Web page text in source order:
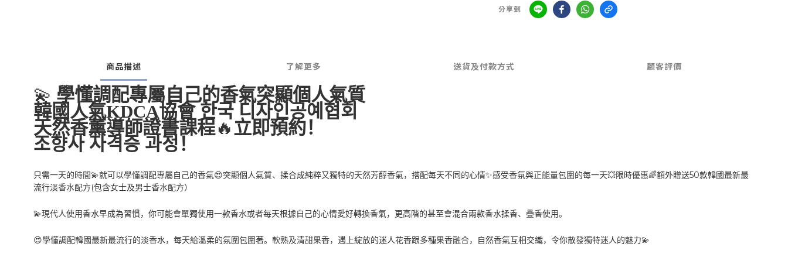
分享到
商品描述 了解更多 送貨及付款方式 顧客評價
💫 學懂調配專屬自己的香氣突顯個人氣質
韓國人氣KDCA協會 한국 디자인공예협회
天然香薰導師證書課程🔥立即預約！
조향사 자격증 과정 ！
只需一天的時間💫就可以學懂調配專屬自己的香氣😍突顯個人氣質、揉合成純粹又獨特的天然芳醇香氣，搭配每天不同的心情✨感受香氛與正能量包圍的每一天💥 限時優惠🌈額外贈送50款韓國最新最
流行淡香水配方 (包含女士及男士香水配方）
💫現代人使用香水早成為習慣，你可能會單獨使用一款香水或者每天根據自己的心情愛好轉換香氣，更高階的甚至會混合兩款香水揉香、疊香使用。
😍學懂調配韓國最新最流行的淡香水，每天給溫柔的氛圍包圍著。軟熟及清甜果香，遇上綻放的迷人花香跟多種果香融合，自然香氣互相交織，令你散發獨特迷人的魅力💫